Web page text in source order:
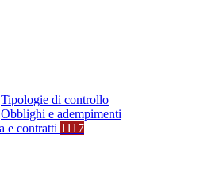
Tipologie di controllo
Obblighi e adempimenti
e contratti 1117